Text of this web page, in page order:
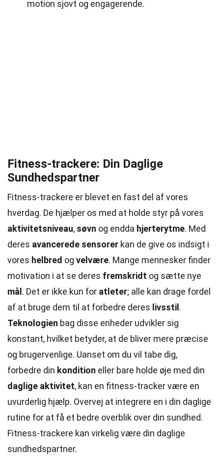
motion sjovt og engagerende.
Fitness-trackere: Din Daglige
Sundhedspartner
Fitness-trackere er blevet en fast del af vores
hverdag. De hjælper os med at holde styr på vores
aktivitetsniveau, søvn og endda hjerterytme. Med
deres avancerede sensorer kan de give os indsigt i
vores helbred og velvære. Mange mennesker finder
motivation i at se deres fremskridt og sætte nye
mål . Det er ikke kun for atleter; alle kan drage fordel
af at bruge dem til at forbedre deres livsstil .
Teknologien bag disse enheder udvikler sig
konstant, hvilket betyder, at de bliver mere præcise
og brugervenlige. Uanset om du vil tabe dig,
forbedre din kondition eller bare holde øje med din
daglige aktivitet, kan en fitness-tracker være en
uvurderlig hjælp. Overvej at integrere en i din daglige
rutine for at få et bedre overblik over din sundhed.
Fitness-trackere kan virkelig være din daglige
sundhedspartner.